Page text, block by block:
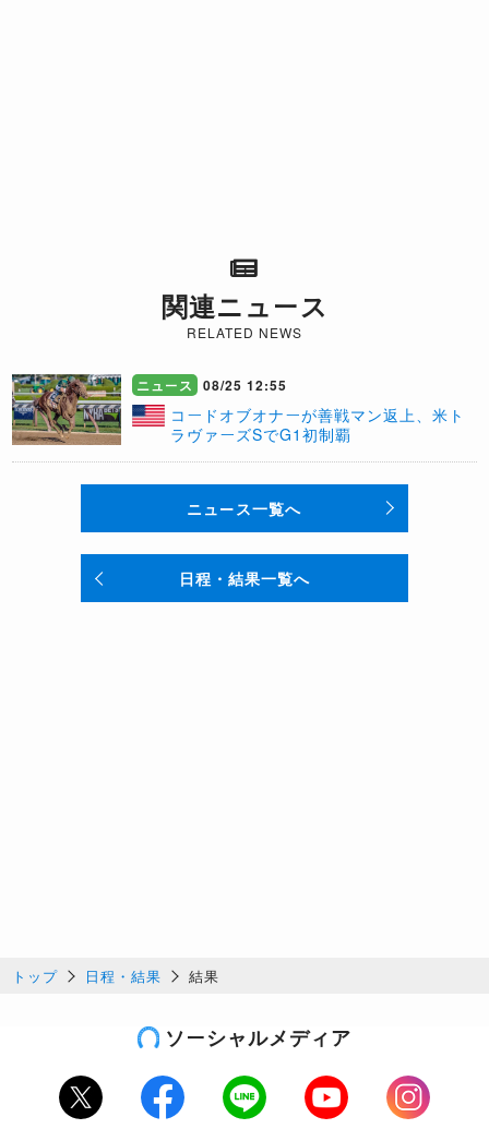
関連ニュース
RELATED NEWS
ニュース 08/25 12:55
コードオブオナーが善戦マン返上、米ト
ラヴァーズSでG1初制覇
ニュース一覧へ
日程・結果一覧へ
トップ 日程・結果 結果
ソーシャルメディア